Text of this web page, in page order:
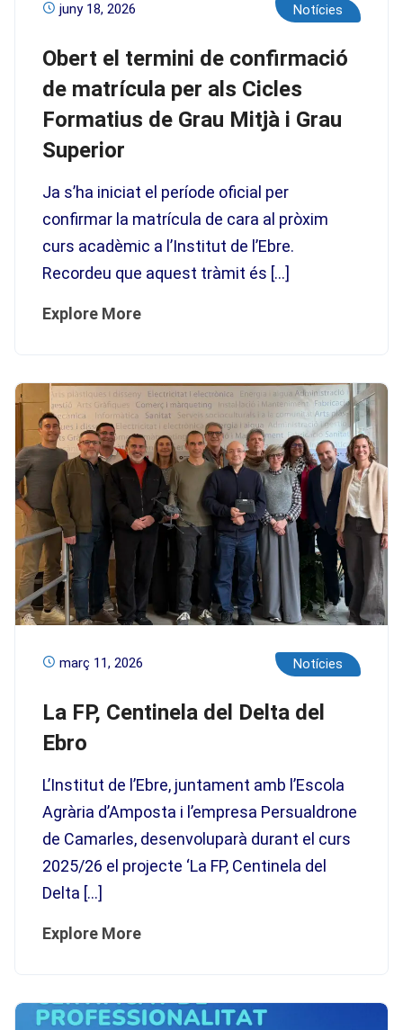
juny 18, 2026 Notícies
Obert el termini de confirmació
de matrícula per als Cicles
Formatius de Grau Mitjà i Grau
Superior
Ja s’ha iniciat el període oficial per
confirmar la matrícula de cara al pròxim
curs acadèmic a l’Institut de l’Ebre.
Recordeu que aquest tràmit és […]
Explore More
març 11, 2026 Notícies
La FP, Centinela del Delta del
Ebro
L’Institut de l’Ebre, juntament amb l’Escola
Agrària d’Amposta i l’empresa Persualdrone
de Camarles, desenvoluparà durant el curs
2025/26 el projecte ‘La FP, Centinela del
Delta […]
Explore More